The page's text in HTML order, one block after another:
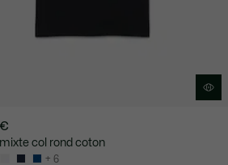
mixte col rond coton
+ 6